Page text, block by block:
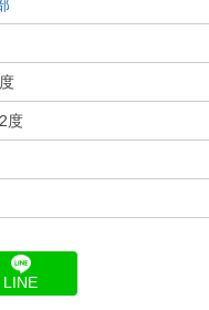
度
LINE